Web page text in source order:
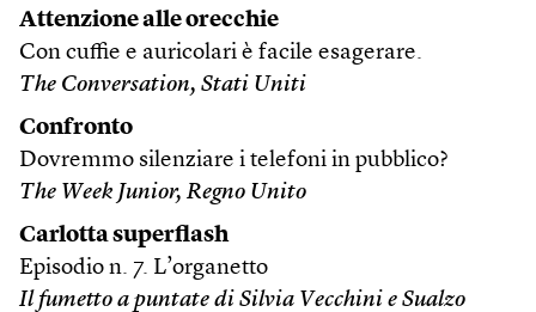
Attenzione alle orecchie
Con cuffie e auricolari è facile esagerare.
The Conversation, Stati Uniti
Confronto
Dovremmo silenziare i telefoni in pubblico?
The Week Junior, Regno Unito
Carlotta superflash
Episodio n. 7. L’organetto
Il fumetto a puntate di Silvia Vecchini e Sualzo